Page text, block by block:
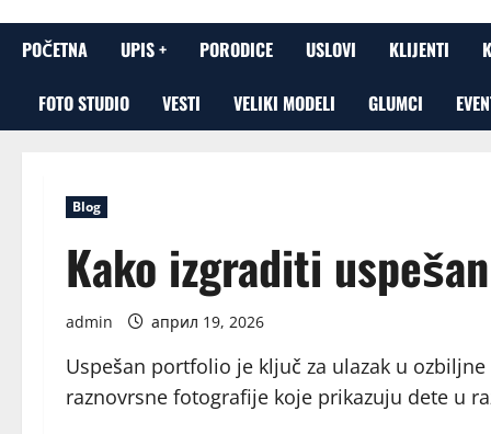
POČETNA UPIS + PORODICE USLOVI KLIJENTI
FOTO STUDIO VESTI VELIKI MODELI GLUMCI
Blog
Kako izgraditi
admin април 19, 2026
Uspešan portfolio je ključ za ulazak u
raznovrsne fotografije koje prikazuju dete u